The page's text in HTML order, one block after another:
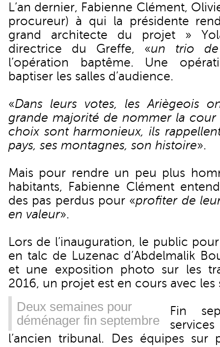
L’an dernier, Fabienne Clément,
procureur) à qui la présidente
grand architecte du projet »
directrice du Greffe, «un trio
l’opération baptême. Une
baptiser les salles d’audience.
«Dans leurs votes, les Ariègeois
grande majorité de nommer la cour
choix sont harmonieux, ils
pays, ses montagnes, son histoire».
Mais pour rendre un peu plus
habitants, Fabienne Clément
des pas perdus pour «profiter de
en valeur».
Lors de l’inauguration, le public
en talc de Luzenac d’Abdelmalik
et une exposition photo sur les
2016, un projet est en cours avec les
Deux semaines pour
déménager fin septembre
Fin
l’ancien tribunal. Des équipes sur